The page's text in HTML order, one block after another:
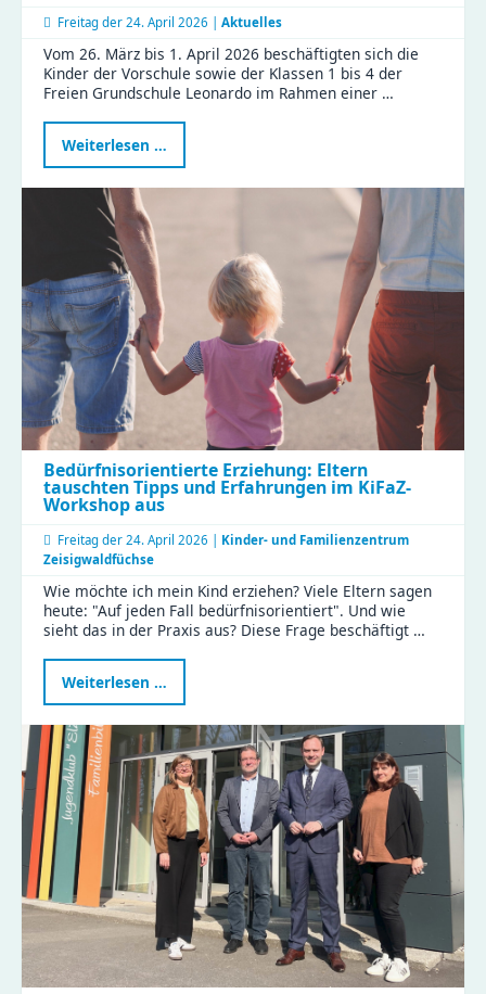
Freitag der 24. April 2026 | Aktuelles
Vom 26. März bis 1. April 2026 beschäftigten sich die
Kinder der Vorschule sowie der Klassen 1 bis 4 der
Freien Grundschule Leonardo im Rahmen einer …
Weiterlesen …
„Nachhaltigkeit
–
Bedürfnisorientierte Erziehung: Eltern
tauschten Tipps und Erfahrungen im KiFaZ-
Workshop aus
Freitag der 24. April 2026 | Kinder- und Familienzentrum
Zeisigwaldfüchse
Wie möchte ich mein Kind erziehen? Viele Eltern sagen
heute: "Auf jeden Fall bedürfnisorientiert". Und wie
sieht das in der Praxis aus? Diese Frage beschäftigt …
Weiterlesen …
Erziehung:
Eltern
tauschten
Tipps
und
Erfahrungen
im
KiFaZ-
Workshop
aus